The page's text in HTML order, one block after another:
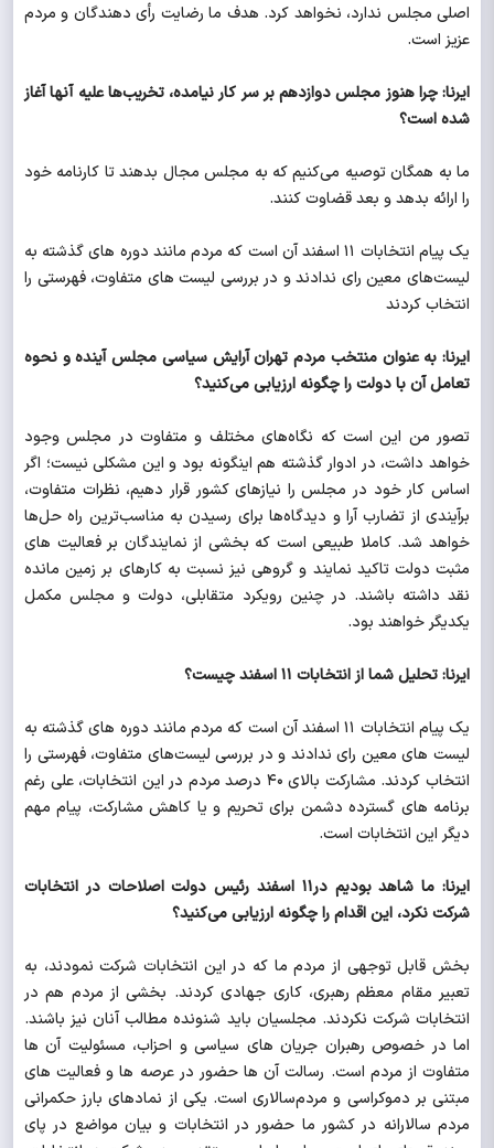
اصلی مجلس ندارد، نخواهد کرد. هدف ما رضایت رأی دهندگان و مردم
عزیز است.
ایرنا: چرا هنوز مجلس دوازدهم بر سر کار نیامده، تخریب‌ها علیه آنها آغاز
شده است؟
ما به همگان توصیه می‌کنیم که به مجلس مجال بدهند تا کارنامه خود
را ارائه بدهد و بعد قضاوت کنند.
یک پیام انتخابات ۱۱ اسفند آن است که مردم مانند دوره های گذشته به
لیست‌های معین رای ندادند و در بررسی لیست های متفاوت، فهرستی را
انتخاب کردند
ایرنا: به عنوان منتخب مردم تهران آرایش سیاسی مجلس آینده و نحوه
تعامل آن با دولت را چگونه ارزیابی می‌کنید؟
تصور من این است که نگاه‌های مختلف و متفاوت در مجلس وجود
خواهد داشت، در ادوار گذشته هم اینگونه بود و این مشکلی نیست؛ اگر
اساس کار خود در مجلس را نیازهای کشور قرار دهیم، نظرات متفاوت،
برآیندی از تضارب آرا و دیدگاه‌ها برای رسیدن به مناسب‌ترین راه حل‌ها
خواهد شد. کاملا طبیعی است که بخشی از نمایندگان بر فعالیت های
مثبت دولت تاکید نمایند و گروهی نیز نسبت به کارهای بر زمین مانده
نقد داشته باشند. در چنین رویکرد متقابلی، دولت و مجلس مکمل
یکدیگر خواهند بود.
ایرنا: تحلیل شما از انتخابات ۱۱ اسفند چیست؟
یک پیام انتخابات ۱۱ اسفند آن است که مردم مانند دوره های گذشته به
لیست های معین رای ندادند و در بررسی لیست‌های متفاوت، فهرستی را
انتخاب کردند. مشارکت بالای ۴۰ درصد مردم در این انتخابات، علی رغم
برنامه های گسترده دشمن برای تحریم و یا کاهش مشارکت، پیام مهم
دیگر این انتخابات است.
ایرنا: ما شاهد بودیم در۱۱ اسفند رئیس دولت اصلاحات در انتخابات
شرکت نکرد، این اقدام را چگونه ارزیابی می‌کنید؟
بخش قابل توجهی از مردم ما که در این انتخابات شرکت نمودند، به
تعبیر مقام معظم رهبری، کاری جهادی کردند. بخشی از مردم هم در
انتخابات شرکت نکردند. مجلسیان باید شنونده مطالب آنان نیز باشند.
اما در خصوص رهبران جریان های سیاسی و احزاب، مسئولیت آن ها
متفاوت از مردم است. رسالت آن ها حضور در عرصه ها و فعالیت های
مبتنی بر دموکراسی و مردم‌سالاری است. یکی از نمادهای بارز حکمرانی
مردم سالارانه در کشور ما حضور در انتخابات و بیان مواضع در پای